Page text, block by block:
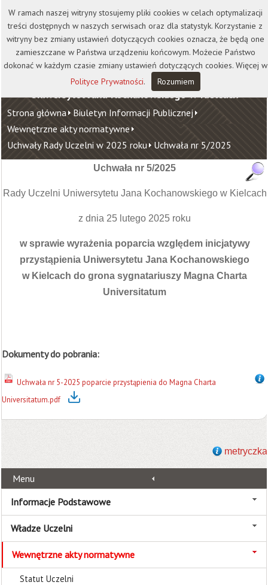
Kontakt Biblioteka
Wydawnictwo
Wirtualna Uczelnia
Uniwersytet Jana Kochanowskiego w Kielcach
Strona główna Biuletyn Informacji Publicznej
Wewnętrzne akty normatywne
Uchwały Rady Uczelni w 2025 roku Uchwała nr 5/2025
Uchwała nr 5/2025
Rady Uczelni Uniwersytetu Jana Kochanowskiego w Kielcach
z dnia 25 lutego 2025 roku
w sprawie wyrażenia poparcia względem inicjatywy
przystąpienia Uniwersytetu Jana Kochanowskiego
w Kielcach do grona sygnatariuszy Magna Charta
Universitatum
Dokumenty do pobrania:
Uchwała nr 5-2025 poparcie przystąpienia do Magna Charta
Universitatum.pdf
metryczka
Menu
Informacje Podstawowe
Władze Uczelni
Wewnętrzne akty normatywne
Statut Uczelni
W ramach naszej witryny stosujemy pliki cookies w celach optymalizacji
treści dostępnych w naszych serwisach oraz dla statystyk. Korzystanie z
witryny bez zmiany ustawień dotyczących cookies oznacza, że będą one
zamieszczane w Państwa urządzeniu końcowym. Możecie Państwo
dokonać w każdym czasie zmiany ustawień dotyczących cookies. Więcej w
Polityce Prywatności. Rozumiem